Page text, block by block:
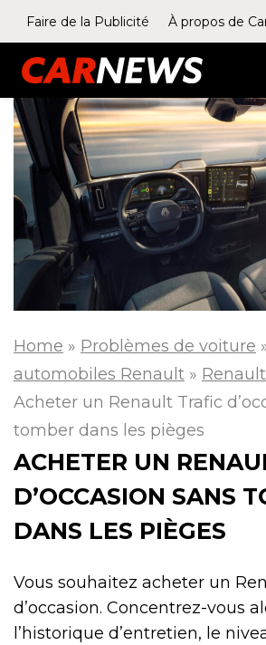
Faire de la Publicité À propos de
Home » Problèmes de voiture
automobiles Renault »
Acheter un Renault Trafic
tomber dans les pièges
ACHETER UN
D’OCCASION SANS
DANS LES PIÈGES
Vous souhaitez acheter un
d’occasion. Concentrez-vous
l’historique d’entretien, le